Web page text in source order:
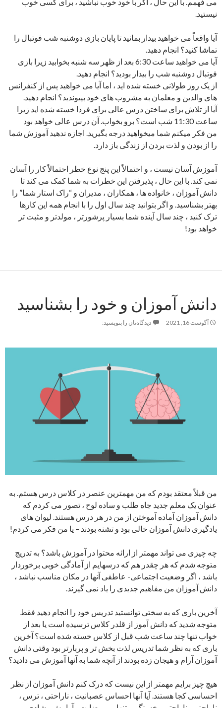
نیستید.
آیا واقعاً می خواهید بیدار بمانید تا پایان بازی دوشنبه شب فوتبال را
تماشا کنید؟ انجام دهید.
آیا می خواهید ساعت 6:30 بعد از ظهر سه شنبه بخوابید زیرا بازی
فوتبال دوشنبه شب را بیدار بودید؟ انجام دهید.
از یک روز طولانی خسته شده اید ، اما آیا می خواهید پس از کنفرانس
های والدین و معلمان به مشروب های خود بپیوندید؟ انجام دهید.
آیا از تلاش برای ساختن درس عالی برای فردا خسته شده اید زیرا
ساعت 11:30 شب است؟ برو بخواب. آن درس عالی خواهد بود
من فکر میکنم شما میخواهید درجه بگیرید. اجازه ندهید آموزش شما
را از بودن و لذت بردن از زندگی باز دارد.
آموزش آسان نیست ، و احتمالاً این پنج نوع خطر احتمالاً کار را آسان
نمی کند. با این حال ، پذیرفتن این خطرات به شما کمک می کند تا
دانش آموزان ، خانواده ها ، همکاران ، مدیران و “راک استار شما” را
بهتر بشناسید. و اگر بتوانید چند سال اول را با انجام همه این کارها
ترک کنید ، چند سال آینده شما بسیار پرشورتر ، مولدتر و مثبت تر
خواهد بود!
دانش آموزان و خود را بشناسید
آگوست 16, 2021 دیدگاه‌تان را بنویسید:
من قبلاً معتقد بودم که من مهمترین عنصر در کلاس درس هستم. به
عنوان یک معلم جدید جاه طلب و ساده لوح ، تصور می کردم که
دانش آموزان آماده آموختن از من در هر درس هستند. لیوان های
یادگیری دانش آموزان خالی بود و تشنه بودند – یا من فکر می کردم!
چه چیزی می تواند مهمتر از ارائه محتوا در آموزش باشد؟ به تدریج
متوجه شدم که هر چقدر هم که درسهایم از آمادگی خوبی برخوردار
باشد ، اگر وضعیت اجتماعی- عاطفی آنها در مکان مناسب نباشد ،
دانش آموزان من مفاهیم جدیدی را یاد نمی گیرند.
آخرین باری که به سختی توانستید تدریس خود را انجام دهید فقط
متوجه شدید که دانش آموز از قلدر کلاس ترسیده است یا بعد از
خواب تنها چند ساعت شب قبل از کلاس خسته شده است؟ آخرین
باری که به نظر شما تدریس لذت بخش تر و پربارتر بود وقتی دانش
آموزان آرام و هیجان زده بودند از آنچه شما به آنها آموزش می دادید؟
هیچ چیز برایم مهمتر از این نیست که درک کنم دانش آموزان از نظر
احساسی کجا هستند. آیا آنها احساس عصبانیت ، ناراحتی ، ترس ،